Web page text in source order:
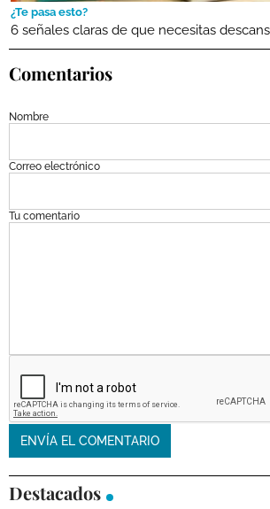
¿Te pasa esto?
6 señales claras de que necesitas
Comentarios
Nombre
Correo electrónico
Tu comentario
Destacados